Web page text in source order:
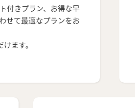
付きプラン、お得な早
せて最適なプランをお
ます。